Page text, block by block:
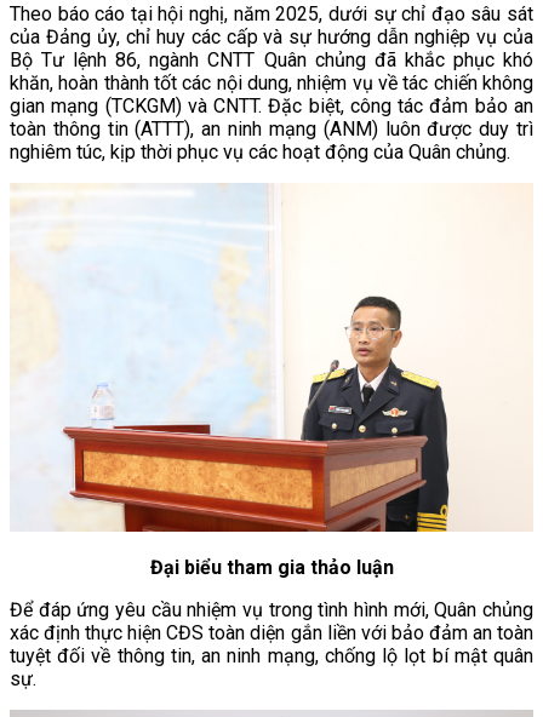
Theo báo cáo tại hội nghị, năm 2025, dưới sự chỉ đạo sâu sát
của Đảng ủy, chỉ huy các cấp và sự hướng dẫn nghiệp vụ của
Bộ Tư lệnh 86, ngành CNTT Quân chủng đã khắc phục khó
khăn, hoàn thành tốt các nội dung, nhiệm vụ về tác chiến không
gian mạng (TCKGM) và CNTT. Đặc biệt, công tác đảm bảo an
toàn thông tin (ATTT), an ninh mạng (ANM) luôn được duy trì
nghiêm túc, kịp thời phục vụ các hoạt động của Quân chủng.
Đại biểu tham gia thảo luận
Để đáp ứng yêu cầu nhiệm vụ trong tình hình mới, Quân chủng
xác định thực hiện CĐS toàn diện gắn liền với bảo đảm an toàn
tuyệt đối về thông tin, an ninh mạng, chống lộ lọt bí mật quân
sự.